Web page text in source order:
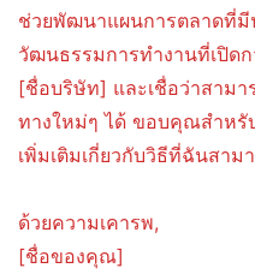
ช่วยพัฒนาแผนการตลาดที่
วัฒนธรรมการทำงานที่เปิด
[ชื่อบริษัท] และเชื่อว่าสามา
ทางใหม่ๆ ได้ ขอบคุณสำหรั
เพิ่มเติมเกี่ยวกับวิธีที่ฉันสา
ด้วยความเคารพ,
[ชื่อของคุณ]